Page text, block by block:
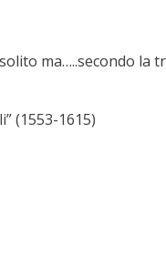
ma…..secondo la
(1553-1615)